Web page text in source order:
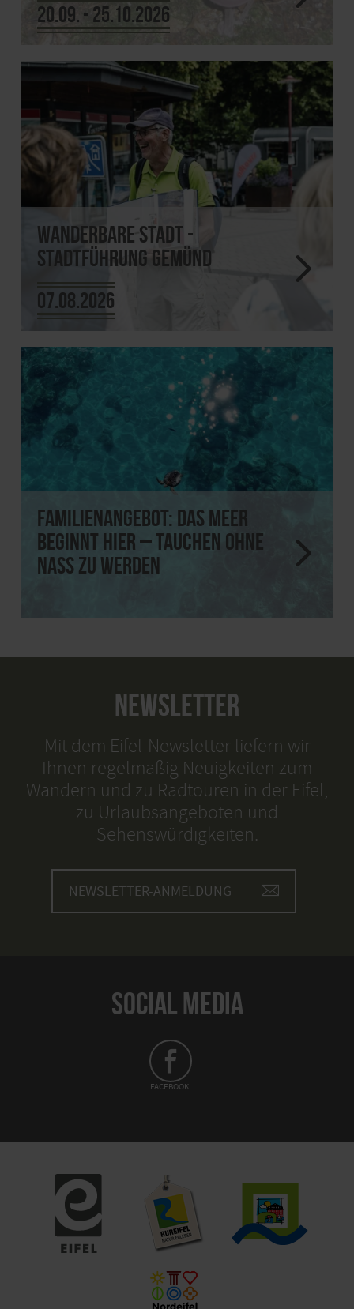
20.09. - 25.10.2026
Wanderbare Stadt -
Stadtführung Gemünd
07.08.2026
Familienangebot: Das Meer
beginnt hier – tauchen ohne
nass zu werden
NEWSLETTER
Mit dem Eifel-Newsletter liefern wir
Ihnen regelmäßig Neuigkeiten zum
Wandern und zu Radtouren in der Eifel,
zu Urlaubsangeboten und
Sehenswürdigkeiten.
NEWSLETTER-ANMELDUNG
SOCIAL MEDIA
FACEBOOK